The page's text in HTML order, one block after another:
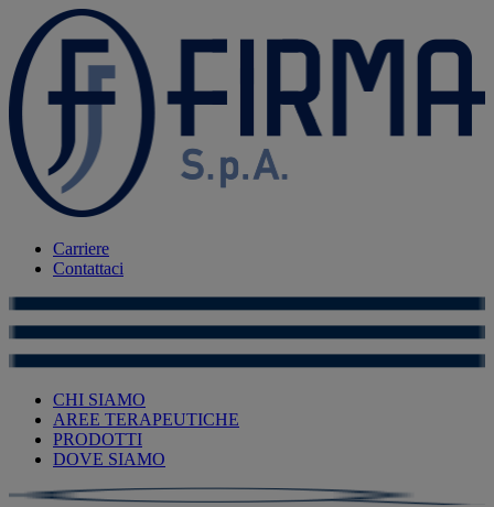
Carriere
Contattaci
CHI SIAMO
AREE TERAPEUTICHE
PRODOTTI
DOVE SIAMO